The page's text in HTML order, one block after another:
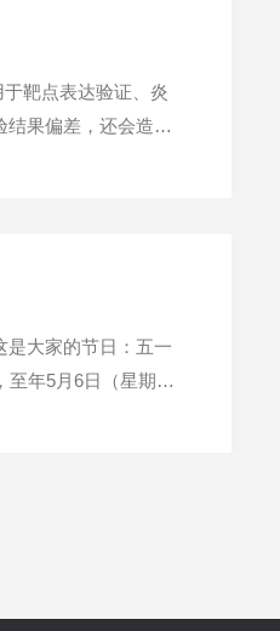
靶点表达验证、炎
果偏差，还会造成
是大家的节日：五一
至年5月6日（星期